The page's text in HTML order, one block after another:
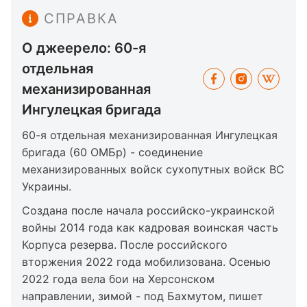
СПРАВКА
О джеерело: 60-я
отдельная
механизированная
Ингулецкая бригада
60-я отдельная механизированная Ингулецкая
бригада (60 ОМБр) - соединение
механизированных войск сухопутных войск ВС
Украины.
Создана после начала российско-украинской
войны 2014 года как кадровая воинская часть
Корпуса резерва. После российского
вторжения 2022 года мобилизована. Осенью
2022 года вела бои на Херсонском
направлении, зимой - под Бахмутом, пишет